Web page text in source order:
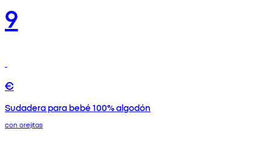
9
€
Sudadera para bebé 100% algodón
con orejitas